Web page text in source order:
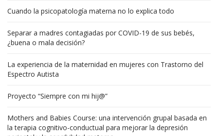
Cuando la psicopatología materna no lo explica todo
Separar a madres contagiadas por COVID-19 de sus bebés,
¿buena o mala decisión?
La experiencia de la maternidad en mujeres con Trastorno del
Espectro Autista
Proyecto “Siempre con mi hij@”
Mothers and Babies Course: una intervención grupal basada en
la terapia cognitivo-conductual para mejorar la depresión